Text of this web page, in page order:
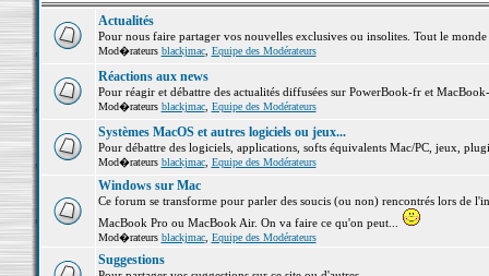
Actualités
Pour nous faire partager vos nouvelles exclusives ou insolites. Tout le
Mod�rateurs blackjmac, Equipe des Modérateurs
Réactions aux news
Pour réagir et débattre des actualités diffusées sur PowerBook-fr et
Mod�rateurs blackjmac, Equipe des Modérateurs
Systèmes MacOS et autres logiciels ou jeux...
Pour débattre des logiciels, applications, softs équivalents Mac/PC, jeux,
Mod�rateurs blackjmac, Equipe des Modérateurs
Windows sur Mac
Ce forum se transforme pour parler des soucis (ou non) rencontrés lors de
MacBook Pro ou MacBook Air. On va faire ce qu'on peut...
Mod�rateurs blackjmac, Equipe des Modérateurs
Suggestions